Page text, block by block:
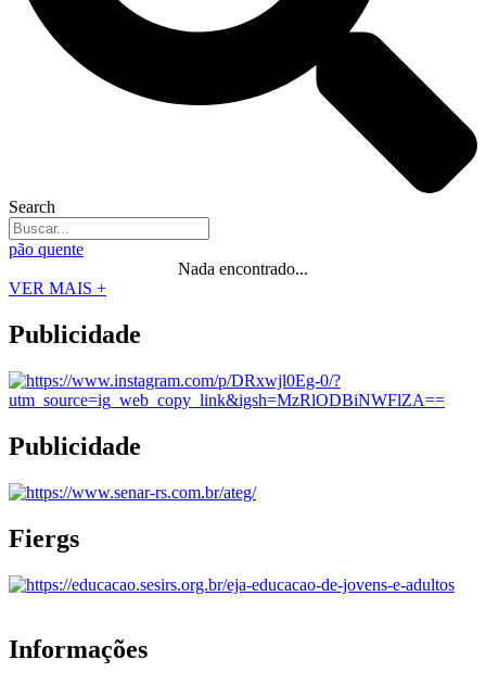
Search
pão quente
Nada encontrado...
VER MAIS +
Publicidade
Publicidade
Fiergs
Informações